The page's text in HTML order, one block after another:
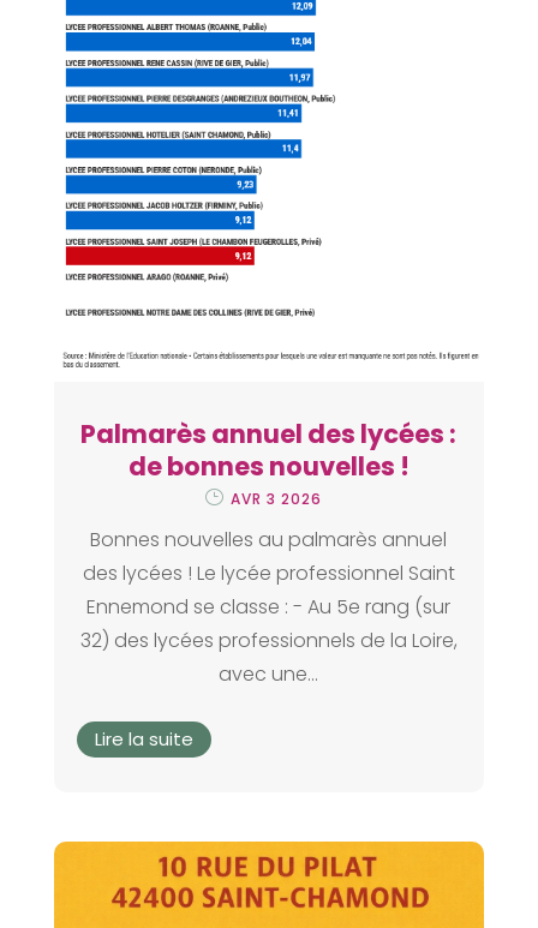
Palmarès annuel des lycées :
de bonnes nouvelles !
AVR 3 2026
Bonnes nouvelles au palmarès annuel
des lycées ! Le lycée professionnel Saint
Ennemond se classe : - Au 5e rang (sur
32) des lycées professionnels de la Loire,
avec une...
Lire la suite